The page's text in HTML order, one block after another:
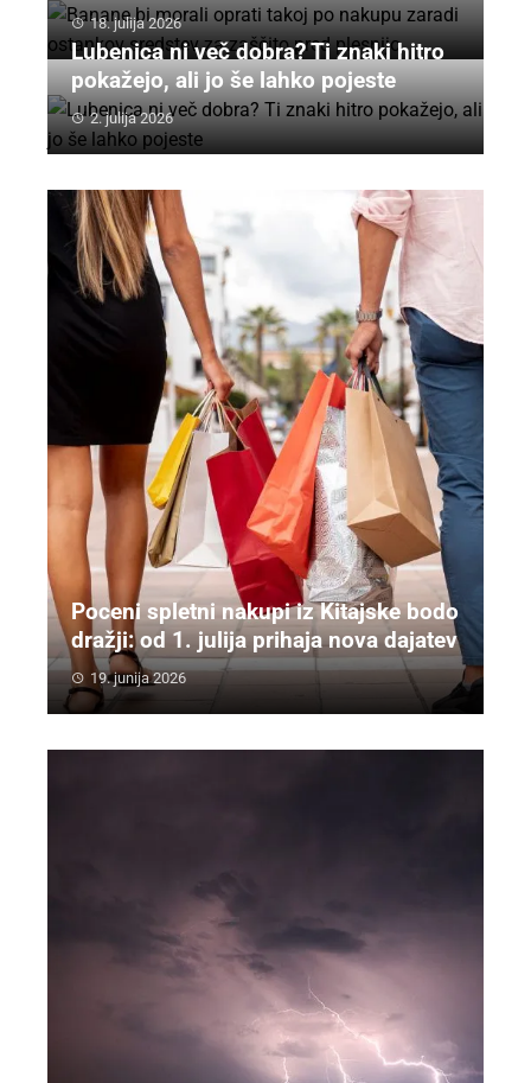
18. julija 2026
Lubenica ni več dobra? Ti znaki hitro
pokažejo, ali jo še lahko pojeste
2. julija 2026
Poceni spletni nakupi iz Kitajske bodo
dražji: od 1. julija prihaja nova dajatev
19. junija 2026